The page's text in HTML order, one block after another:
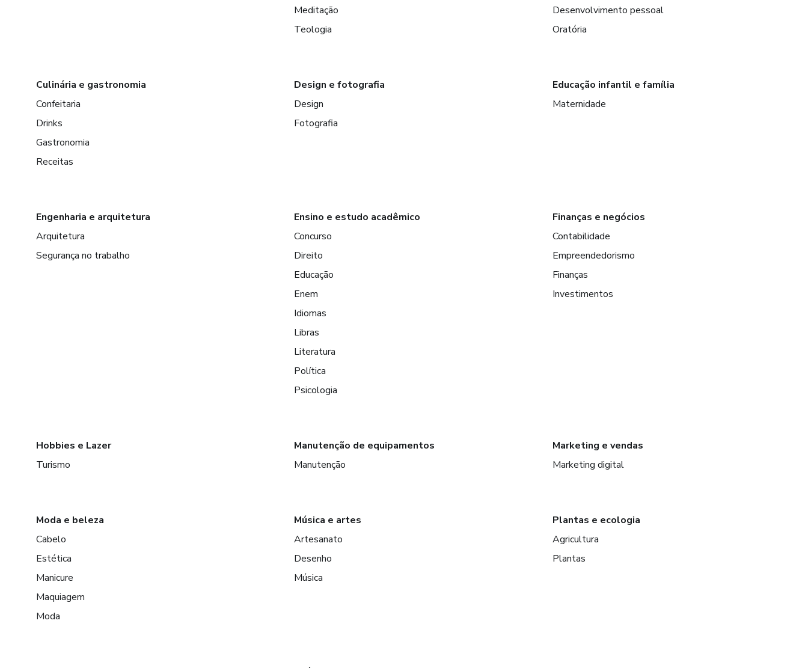
Meditação
Teologia
Desenvolvimento pessoal
Oratória
Culinária e gastronomia
Confeitaria
Drinks
Gastronomia
Receitas
Design e fotografia
Design
Fotografia
Educação infantil e família
Maternidade
Engenharia e arquitetura
Arquitetura
Segurança no trabalho
Ensino e estudo acadêmico
Concurso
Direito
Educação
Enem
Idiomas
Libras
Literatura
Política
Psicologia
Finanças e negócios
Contabilidade
Empreendedorismo
Finanças
Investimentos
Hobbies e Lazer
Turismo
Manutenção de equipamentos
Manutenção
Marketing e vendas
Marketing digital
Moda e beleza
Cabelo
Estética
Manicure
Maquiagem
Moda
Música e artes
Artesanato
Desenho
Música
Plantas e ecologia
Agricultura
Plantas